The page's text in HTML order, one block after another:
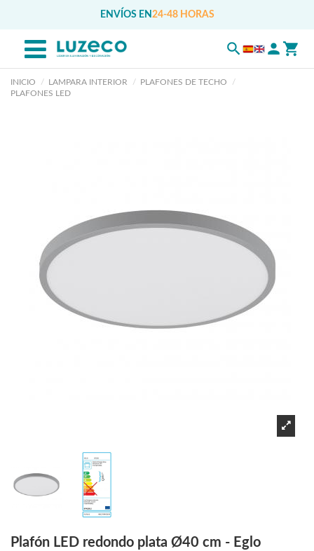
ENVÍOS EN 24-48 HORAS
INICIO LAMPARA INTERIOR
PLAFONES DE TECHO
PLAFONES LED
Plafón LED redondo plata Ø40 cm - Eglo